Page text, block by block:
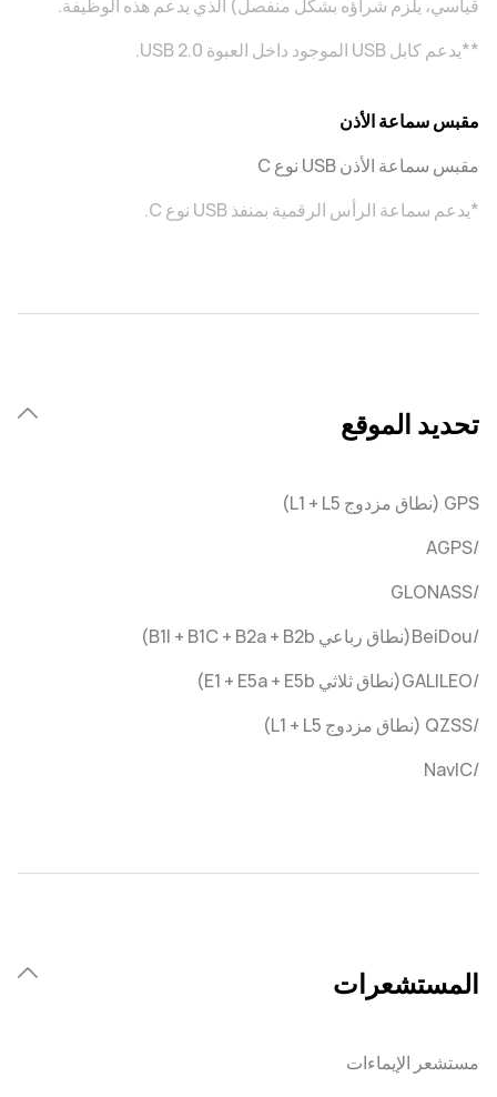
قياسي، يلزم شراؤه بشكل منفصل) الذي يدعم هذه الوظيفة.
**يدعم كابل USB الموجود داخل العبوة USB 2.0.
مقبس سماعة الأذن
مقبس سماعة الأذن USB نوع C
*يدعم سماعة الرأس الرقمية بمنفذ USB نوع C.
تحديد الموقع
/AGPS
/GLONASS
/BeiDou(نطاق رباعي B1I + B1C + B2a + B2b)
/GALILEO(نطاق ثلاثي E1 + E5a + E5b)
/QZSS (نطاق مزدوج L1 + L5)
/NavIC
المستشعرات
مستشعر الإيماءات